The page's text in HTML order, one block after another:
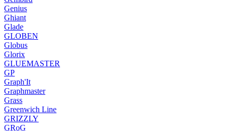
Genius
Ghiant
Glade
GLOBEN
Globus
Glorix
GLUEMASTER
GP
Graph'It
Graphmaster
Grass
Greenwich Line
GRIZZLY
GRoG